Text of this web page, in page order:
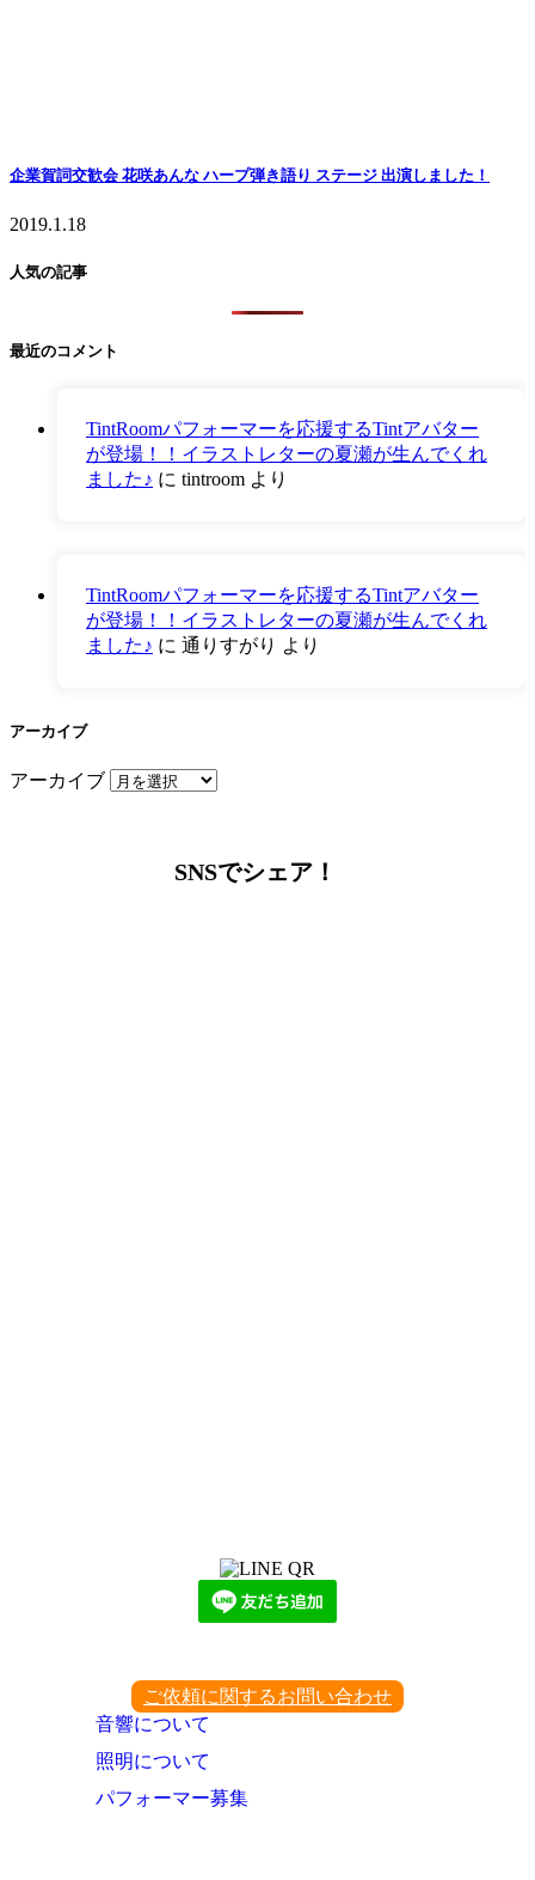
企業賀詞交歓会 花咲あんな ハープ弾き語り ステージ 出演しました！
2019.1.18
人気の記事
最近のコメント
TintRoomパフォーマーを応援するTintアバター
が登場！！イラストレターの夏瀬が生んでくれ
ました♪ に tintroom より
TintRoomパフォーマーを応援するTintアバター
が登場！！イラストレターの夏瀬が生んでくれ
ました♪ に 通りすがり より
アーカイブ
アーカイブ
SNSでシェア！
ご依頼に関するお問い合わせ
音響について
照明について
パフォーマー募集